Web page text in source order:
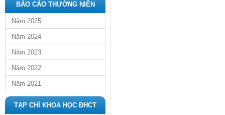
BÁO CÁO THƯỜNG NIÊN
Năm 2025
Năm 2024
Năm 2023
Năm 2022
Năm 2021
TẠP CHÍ KHOA HỌC ĐHCT